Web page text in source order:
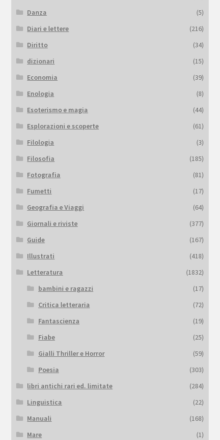
Danza
(5)
Diari e lettere
(216)
Diritto
(34)
dizionari
(15)
Economia
(39)
Enologia
(8)
Esoterismo e magia
(44)
Esplorazioni e scoperte
(61)
Filologia
(3)
Filosofia
(185)
Fotografia
(81)
Fumetti
(17)
Geografia e Viaggi
(64)
Giornali e riviste
(377)
Guide
(167)
Illustrati
(418)
Letteratura
(1832)
bambini e ragazzi
(17)
Critica letteraria
(72)
Fantascienza
(19)
Fiabe
(25)
Gialli Thriller e Horror
(59)
Poesia
(303)
libri antichi rari ed. limitate
(284)
Linguistica
(22)
Manuali
(168)
Mare
(1)